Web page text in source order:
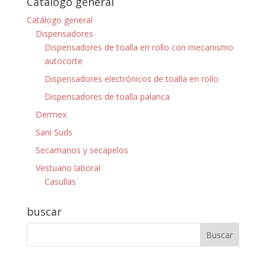
Catálogo general
Dispensadores
Dispensadores de toalla en rollo con mecanismo
autocorte
Dispensadores electrónicos de toalla en rollo
Dispensadores de toalla palanca
Dermex
Sani Suds
Secamanos y secapelos
Vestuario laboral
Casullas
buscar